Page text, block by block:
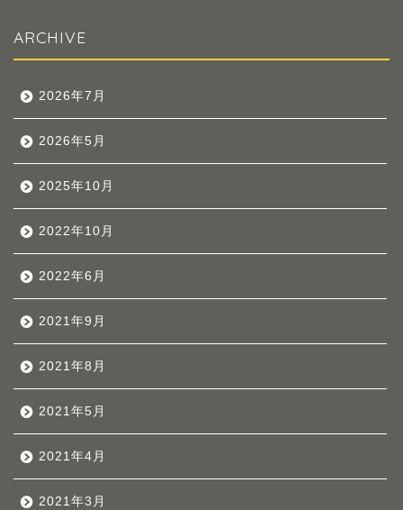
ARCHIVE
2026年7月
2026年5月
2025年10月
2022年10月
2022年6月
2021年9月
2021年8月
2021年5月
2021年4月
2021年3月